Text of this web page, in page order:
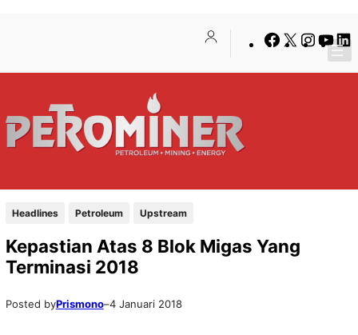
Facebook
X
Headlines Petroleum Upstream
Kepastian Atas 8 Blok Migas Yang
Terminasi 2018
Posted byPrismono–4 Januari 2018